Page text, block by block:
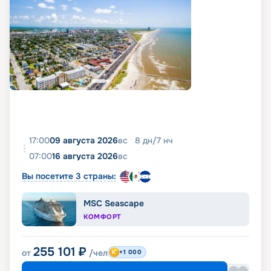
17:0009 августа 2026вс 8 дн/7 нч
07:0016 августа 2026вс
Вы посетите 3 страны:
MSC Seascape
КОМФОРТ
от 255 101 ₽ /чел +1 000